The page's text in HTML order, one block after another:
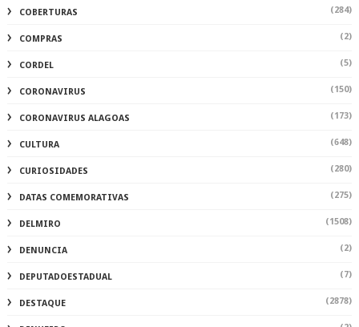
COBERTURAS (284)
COMPRAS (2)
CORDEL (5)
CORONAVIRUS (150)
CORONAVIRUS ALAGOAS (173)
CULTURA (648)
CURIOSIDADES (280)
DATAS COMEMORATIVAS (275)
DELMIRO (1508)
DENUNCIA (2)
DEPUTADOESTADUAL (7)
DESTAQUE (2878)